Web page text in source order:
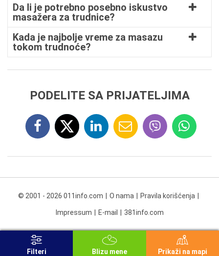
Da li je potrebno posebno iskustvo
masažera za trudnice?
Kada je najbolje vreme za masazu
tokom trudnoće?
PODELITE SA PRIJATELJIMA
© 2001 - 2026 011info.com O nama Pravila korišćenja
Impressum E-mail 381info.com
Filteri Blizu mene Prikaži na mapi